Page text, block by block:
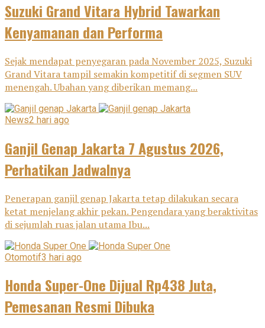
Suzuki Grand Vitara Hybrid Tawarkan
Kenyamanan dan Performa
Sejak mendapat penyegaran pada November 2025, Suzuki
Grand Vitara tampil semakin kompetitif di segmen SUV
menengah. Ubahan yang diberikan memang...
News2 hari ago
Ganjil Genap Jakarta 7 Agustus 2026,
Perhatikan Jadwalnya
Penerapan ganjil genap Jakarta tetap dilakukan secara
ketat menjelang akhir pekan. Pengendara yang beraktivitas
di sejumlah ruas jalan utama Ibu...
Otomotif3 hari ago
Honda Super-One Dijual Rp438 Juta,
Pemesanan Resmi Dibuka